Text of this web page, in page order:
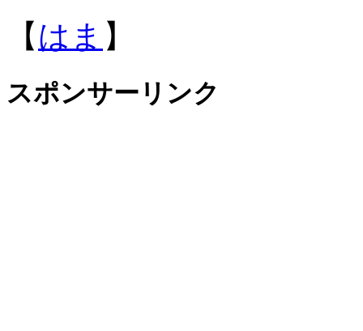
【 はま 】
スポンサーリンク